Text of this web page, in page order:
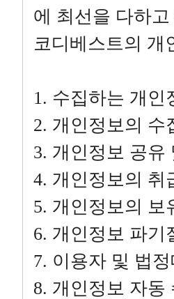
에 최선을 다하
코디베스트의 개
1. 수집하는 개인
2. 개인정보의 수
3. 개인정보 공유
4. 개인정보의 취
5. 개인정보의 보
6. 개인정보 파기
7. 이용자 및 법
8. 개인정보 자동